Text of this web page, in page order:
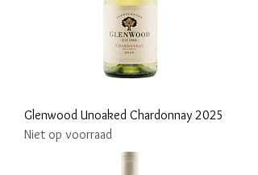
Glenwood Unoaked Chardonnay 2025
Niet op voorraad